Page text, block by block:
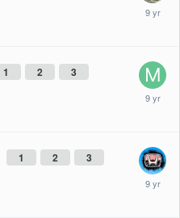
1 2 3
1 2 3